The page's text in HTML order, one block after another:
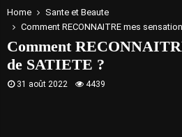
Home
Sante et Beaute
Comment RECONNAITRE mes
Comment
de SATIETE ?
31 août 2022 4439